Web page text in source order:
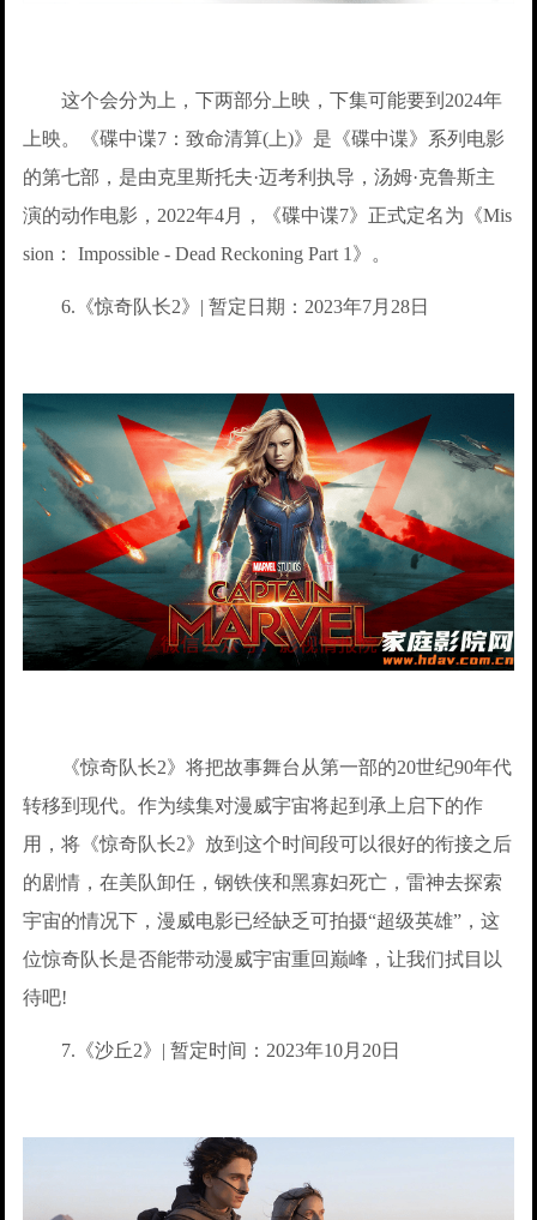
这个会分为上，下两部分上映，下集可能要到2024年
上映。《碟中谍7：致命清算(上)》是《碟中谍》系列电影
的第七部，是由克里斯托夫·迈考利执导，汤姆·克鲁斯主
演的动作电影，2022年4月，《碟中谍7》正式定名为《Mis
sion： Impossible - Dead Reckoning Part 1》。
6.《惊奇队长2》| 暂定日期：2023年7月28日
《惊奇队长2》将把故事舞台从第一部的20世纪90年代
转移到现代。作为续集对漫威宇宙将起到承上启下的作
用，将《惊奇队长2》放到这个时间段可以很好的衔接之后
的剧情，在美队卸任，钢铁侠和黑寡妇死亡，雷神去探索
宇宙的情况下，漫威电影已经缺乏可拍摄“超级英雄”，这
位惊奇队长是否能带动漫威宇宙重回巅峰，让我们拭目以
待吧!
7.《沙丘2》| 暂定时间：2023年10月20日